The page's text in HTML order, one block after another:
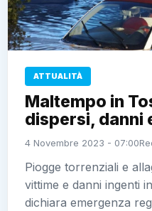
ATTUALITÀ
Maltempo in
dispersi, danni
4 Novembre 2023 - 07:00
Piogge torrenziali e
vittime e danni ingenti
dichiara emergenza